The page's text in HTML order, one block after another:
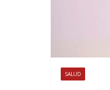
SALUD